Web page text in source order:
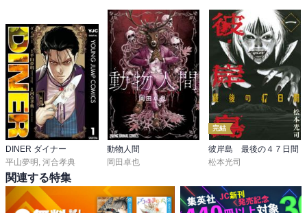
DINER ダイナー
平山夢明 , 河合孝典
動物人間
岡田卓也
完結
彼岸島 最後の４７日間
松本光司
関連する特集